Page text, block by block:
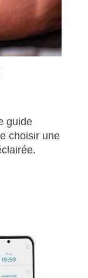
guide
choisir une